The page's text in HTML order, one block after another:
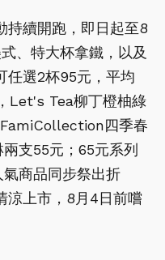
持續開跑，即日起至8
、特大杯拿鐵，以及
任選2杯95元，平均
Let's Tea柳丁橙柚綠
四季春
支55元；65元系列
商品同步祭出折
涼上市，8月4日前嚐